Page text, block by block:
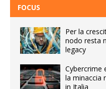
FOCUS
Per la
nodo resta
legacy
Cybercrime
la minaccia
in Italia